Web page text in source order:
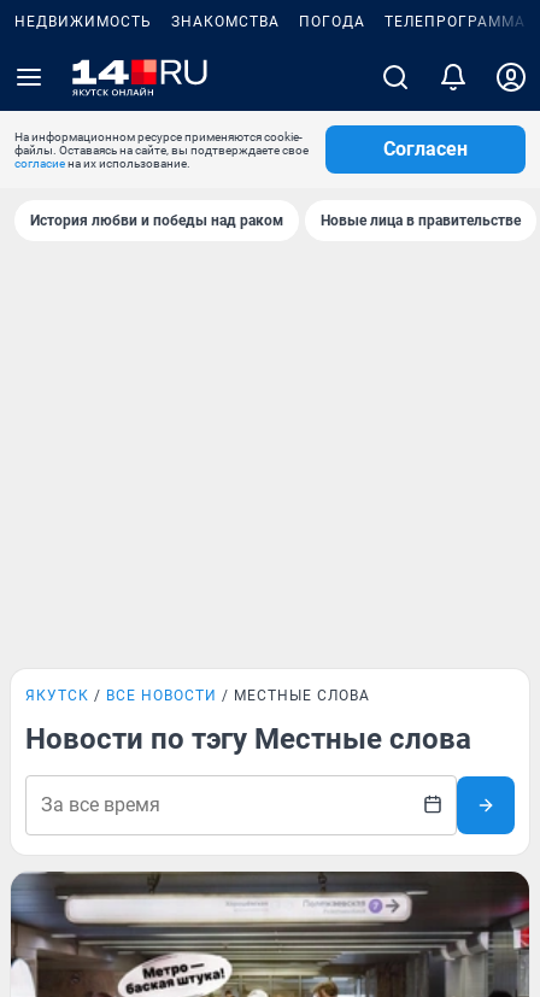
НЕДВИЖИМОСТЬ ЗНАКОМСТВА ПОГОДА ТЕЛЕПРОГРАММА
На информационном ресурсе применяются cookie-
файлы. Оставаясь на сайте, вы подтверждаете свое
согласиена их использование.
Согласен
История любви и победы над раком Новые лица в правительстве
ЯКУТСК ВСЕ НОВОСТИ МЕСТНЫЕ СЛОВА
Новости по тэгу Местные слова